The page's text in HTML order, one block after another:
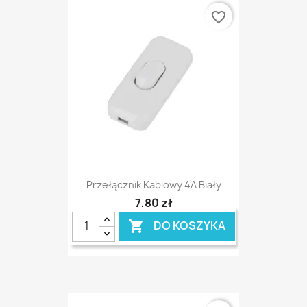
Przełącznik Kablowy 4A Biały
7,80 zł
 DO KOSZYKA
favorite_border